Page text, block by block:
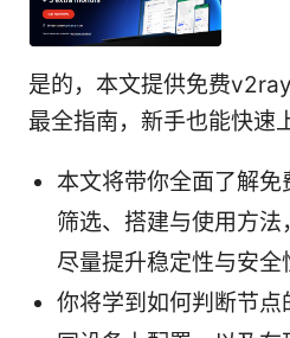
是的，本文提供免费
最全指南，新手也能快速
本文将带你全面了解免
筛选、搭建与使用方
尽量提升稳定性与安全
你将学到如何判断节